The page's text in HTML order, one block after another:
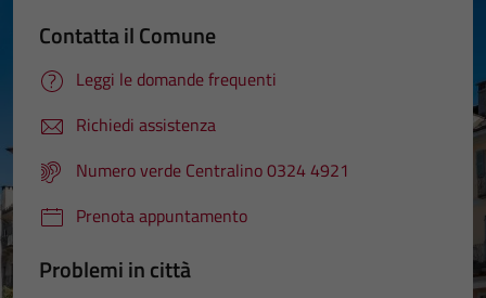
Contatta il Comune
Leggi le domande frequenti
Richiedi assistenza
Numero verde Centralino 0324 4921
Prenota appuntamento
Problemi in città